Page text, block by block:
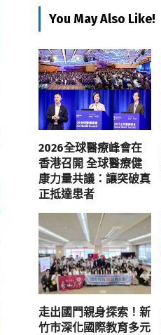
You May Also Like!
2026全球醫療峰會在
香港召開 全球醫療健
康力量共議：讓突破真
正抵達患者
走出國門親身探索！新
竹市深化國際教育多元